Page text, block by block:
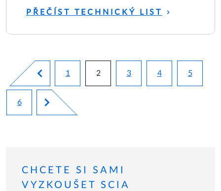
PŘEČÍST TECHNICKÝ LIST
Pagination
Stránka
1
Aktuální stránka
2
Stránka
3
Stránka
4
Stránka
5
Stránka
6
CHCETE SI SAMI
VYZKOUŠET SCIA